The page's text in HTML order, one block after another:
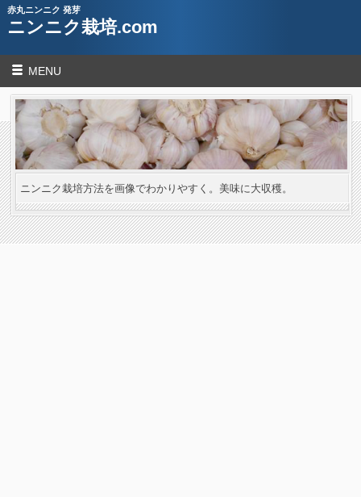
赤丸ニンニク 発芽
ニンニク栽培.com
MENU
ニンニク栽培方法を画像でわかりやすく。美味に大収穫。